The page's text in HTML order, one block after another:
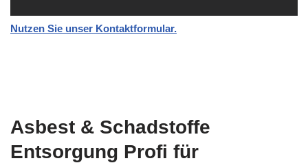
Nutzen Sie unser Kontaktformular.
Asbest & Schadstoffe
Entsorgung Profi für